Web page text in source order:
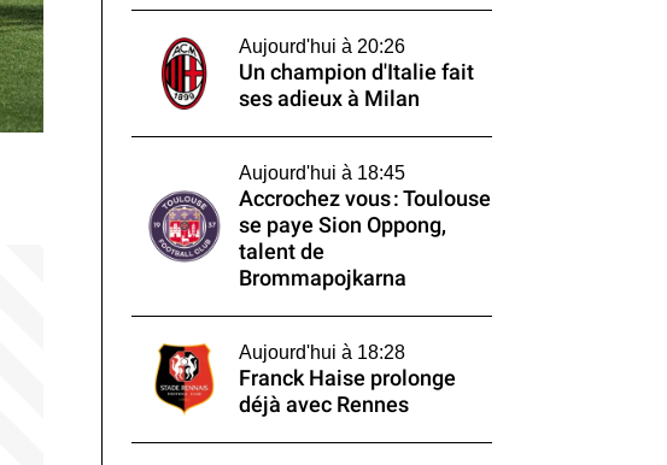
Aujourd'hui à 20:26
Un champion d'Italie fait
ses adieux à Milan
Aujourd'hui à 18:45
Accrochez vous : Toulouse
se paye Sion Oppong,
talent de
Brommapojkarna
Aujourd'hui à 18:28
Franck Haise prolonge
déjà avec Rennes